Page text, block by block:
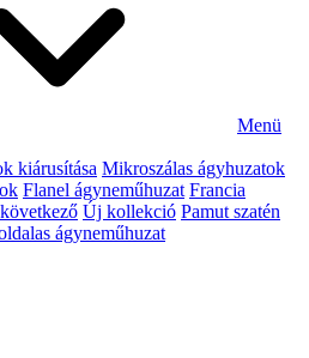
Menü
kiárusítása Mikroszálas ágyhuzatok
Flanel ágyneműhuzat Francia
Új kollekció Pamut szatén
ágyneműhuzat